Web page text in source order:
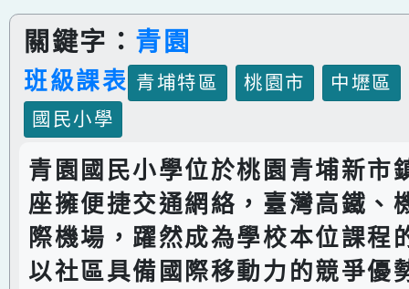
關鍵字： 青園
班級課表 青埔特區 桃園市
中壢區
國民小學
青園國民小學位於桃園青埔新市
座擁便捷交通網絡，臺灣高鐵、
際機場，躍然成為學校本位課程
以社區具備國際移動力的競爭優